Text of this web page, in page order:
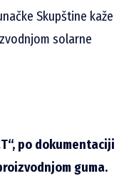
Skupštine kaže
solarne
po dokumentaciji
guma.